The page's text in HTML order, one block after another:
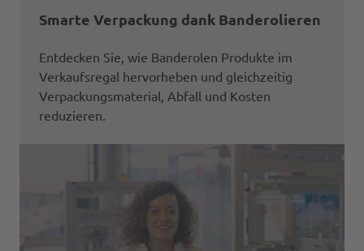
Smarte Verpackung dank Banderolieren
Entdecken Sie, wie Banderolen Produkte im
Verkaufsregal hervorheben und gleichzeitig
Verpackungsmaterial, Abfall und Kosten
reduzieren.